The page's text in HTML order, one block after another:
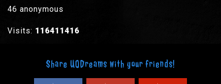
46 anonymous
Visits: 116411416
Share UODreams with your friends!